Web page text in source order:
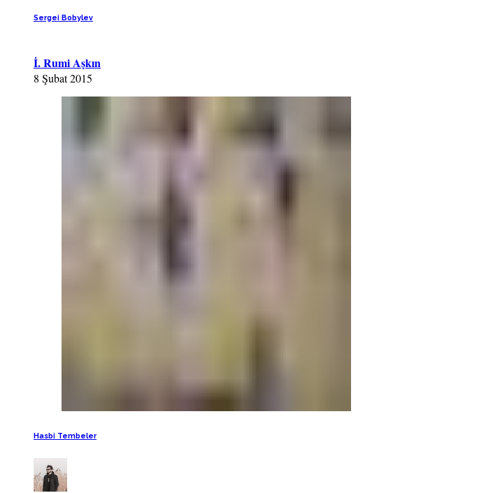
Sergei Bobylev
İ. Rumi Aşkın
8 Şubat 2015
Hasbi Tembeler